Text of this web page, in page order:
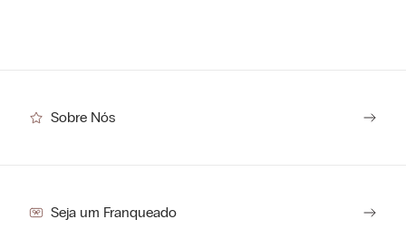
Sobre Nós
Seja um Franqueado